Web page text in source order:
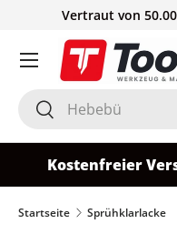
Vertraut von
Suchen
Suchen
Kostenfreier
Startseite Sprühklarlacke